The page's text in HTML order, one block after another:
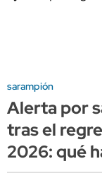
sarampión
Alerta por
tras el
2026: qué